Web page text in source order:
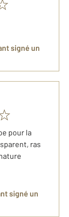
signé un
pour la
ras
signé un